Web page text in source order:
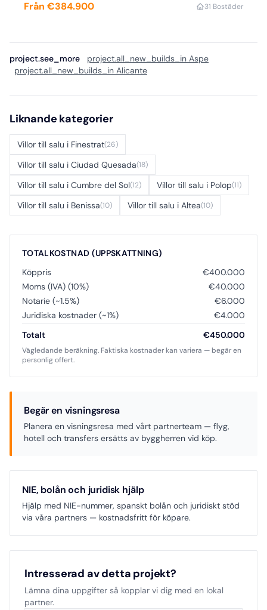
Från €384.900 31 Bostäder
project.see_more
project.all_new_builds_in Aspe
project.all_new_builds_in Alicante
Liknande kategorier
Villor till salu i Finestrat(26)
Villor till salu i Ciudad Quesada(18)
Villor till salu i Cumbre del Sol(12) Villor till salu i Polop(11)
Villor till salu i Benissa(10) Villor till salu i Altea(10)
TOTALKOSTNAD (UPPSKATTNING)
Köppris
€400.000
Moms (IVA) (10%)
€40.000
Notarie (~1.5%)
€6.000
Juridiska kostnader (~1%)
€4.000
Totalt
€450.000
Vägledande beräkning. Faktiska kostnader kan variera — begär en
personlig offert.
Begär en visningsresa
Planera en visningsresa med vårt partnerteam — flyg,
hotell och transfers ersätts av byggherren vid köp.
NIE, bolån och juridisk hjälp
Hjälp med NIE-nummer, spanskt bolån och juridiskt stöd
via våra partners — kostnadsfritt för köpare.
Intresserad av detta projekt?
Lämna dina uppgifter så kopplar vi dig med en lokal
partner.